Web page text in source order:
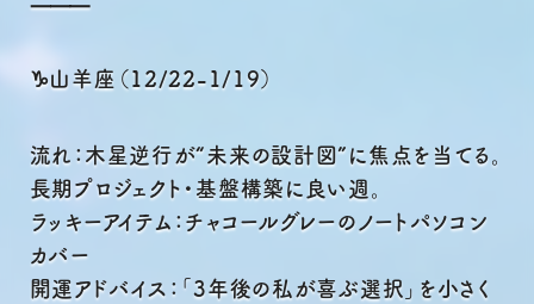
♑山羊座（12/22-1/19）
流れ：木星逆行が“未来の設計図”に焦点を当てる。
長期プロジェクト・基盤構築に良い週。
ラッキーアイテム：チャコールグレーのノートパソコン
カバー
開運アドバイス：「3年後の私が喜ぶ選択」を小さく